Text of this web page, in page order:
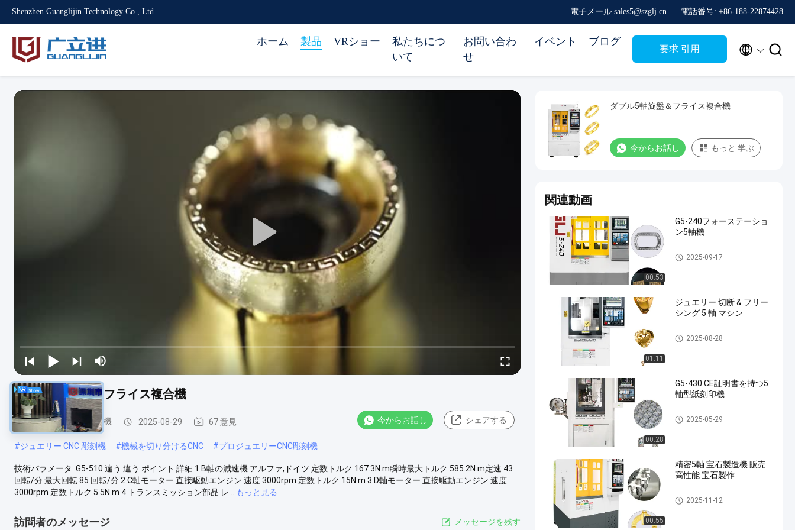
Shenzhen Guanglijin Technology Co., Ltd. 電子メール sales5@szglj.cn 電話番号: +86-188-22874428
ホーム 製品 VRショー
私たちにつ
いて
お問い合わ
せ
イベント ブログ
要求 引用  
ダブル5軸旋盤＆フライス複合機
ジュエリー CNC 彫刻機 2025-08-29 67 意見 今からお話し シェアする
#ジュエリー CNC 彫刻機 #機械を切り分けるCNC #プロジュエリーCNC彫刻機
技術パラメータ: G5-510 違う 違う ポイント 詳細 1 B軸の減速機 アルファ,ドイツ 定数トルク 167.3N.m瞬時最大トルク 585.2N.m定速 43
回転/分 最大回転 85 回転/分 2 C軸モーター 直接駆動エンジン 速度 3000rpm 定数トルク 15N.m 3 D軸モーター 直接駆動エンジン 速度
3000rpm 定数トルク 5.5N.m 4 トランスミッション部品 レ...
もっと見る
訪問者のメッセージ メッセージを残す
ダブル5軸旋盤＆フライス複合機
今からお話し もっと 学ぶ
関連動画
00:53
G5-240フォーステーショ
ン5軸機
Five Axis Industrial CNC Machi
ne
2025-09-17
01:11
ジュエリー 切断 & フリー
シング 5 軸 マシン
Five Axis Jewelry Carving Mac
hine
2025-08-28
00:28
G5-430 CE証明書を持つ5
軸型紙刻印機
Five Axis Jewelry Carving Mac
hine
2025-05-29
00:55
精密5軸 宝石製造機 販売
高性能 宝石製作
Five Axis Jewelry Carving Mac
hine
2025-11-12